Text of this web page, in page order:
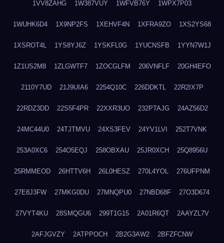
1VV8ZAHG 1W387VUY 1WFVB76Y 1WPX7P03
1WUHK6D4 1X9NP2FS 1XEHVF4N 1XFRA9ZO 1XS2YS68
1XSROT4L 1YS8YJ6Z 1YSKFL0G 1YUCNSFB 1YYN7W1J
1Z1US2M8 1ZLGWTF7 1ZOCGLFM 206VNFLF 20GH4EFO
2110Y7UD 21J9UIA6 2254Q10C 226DDKTL 22R2IX7P
22RDZ3DD 22S5F4PR 22XXR3UO 232PTAJG 24AZ56D2
24MC44U0 24TJTMVU 24XS3FEV 24YV1LVI 252T7VNK
253A0XC6 254O5EQJ 258OBXAU 25JR0XCH 25Q8956U
25RMMEOD 26HTTV6H 26L0HESZ 270L4YOL 276UFPNM
27E8J3FW 27MKG0DU 27MNQPU0 27NBD68F 27O3D674
27VYT4KU 28SMQGU6 299T1G15 2A01R6QT 2AAYZL7V
2AFJGVZY 2ATPPOCH 2B2G3AW2 2BFZFCNW